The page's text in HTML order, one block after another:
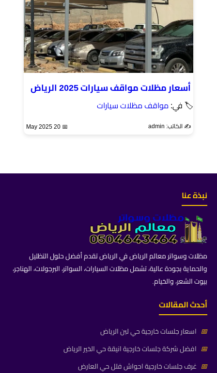
أسعار مظلات مواقف سيارات 2025 الرياض
🏷 في: مواقف مظلات سيارات
✍️ الكاتب: admin 📅 20 May 2025
نبذة عنا
مظلات وسواتر معالم الرياض في الرياض تقدم أفضل حلول التظليل
والحماية بجودة عالية، تشمل مظلات السيارات، السواتر، البرجولات، الهناجر،
بيوت الشعر، والخيام.
أحدث المقالات
📅 اسعار جلسات خارجية حي لبن الرياض
📅 افضل شركة جلسات خارجية انيقة حي الخير الرياض
📅 غرف جلسات خارجية احواش فلل حي العارض